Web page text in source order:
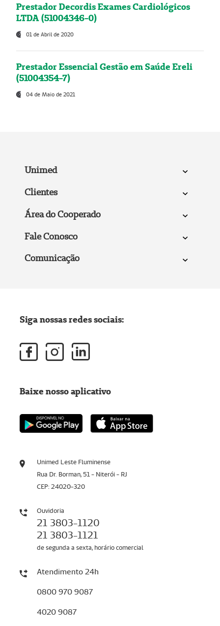
Prestador Decordis Exames Cardiológicos
LTDA (51004346-0)
01 de Abril de 2020
Prestador Essencial Gestão em Saúde Ereli
(51004354-7)
04 de Maio de 2021
Unimed
Clientes
Área do Cooperado
Fale Conosco
Comunicação
Unimed Leste Fluminense
Rua Dr. Borman, 51 - Niterói - RJ
CEP: 24020-320
Ouvidoria
21 3803-1120
21 3803-1121
de segunda a sexta, horário comercial
Atendimento 24h
0800 970 9087
4020 9087
Siga nossas redes sociais:
Baixe nosso aplicativo